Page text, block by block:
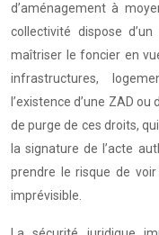
d’aménagement à
collectivité dispose
maîtriser le foncier en
infrastructures,
l’existence d’une ZAD
de purge de ces droits,
la signature de l’acte
prendre le risque de
imprévisible.